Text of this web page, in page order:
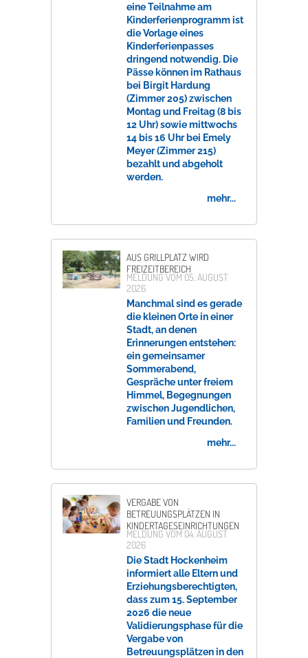
eine Teilnahme am
Kinderferienprogramm ist
die Vorlage eines
Kinderferienpasses
dringend notwendig. Die
Pässe können im Rathaus
bei Birgit Hardung
(Zimmer 205) zwischen
Montag und Freitag (8 bis
12 Uhr) sowie mittwochs
14 bis 16 Uhr bei Emely
Meyer (Zimmer 215)
bezahlt und abgeholt
werden.
mehr...
AUS GRILLPLATZ WIRD
FREIZEITBEREICH
MELDUNG VOM 05. AUGUST
2026
Manchmal sind es gerade
die kleinen Orte in einer
Stadt, an denen
Erinnerungen entstehen:
ein gemeinsamer
Sommerabend,
Gespräche unter freiem
Himmel, Begegnungen
zwischen Jugendlichen,
Familien und Freunden.
mehr...
VERGABE VON
BETREUUNGSPLÄTZEN IN
KINDERTAGESEINRICHTUNGEN
MELDUNG VOM 04. AUGUST
2026
Die Stadt Hockenheim
informiert alle Eltern und
Erziehungsberechtigten,
dass zum 15. September
2026 die neue
Validierungsphase für die
Vergabe von
Betreuungsplätzen in den